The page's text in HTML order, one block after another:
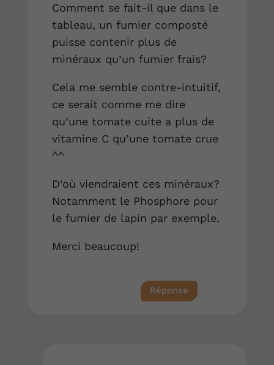
Comment se fait-il que dans le
tableau, un fumier composté
puisse contenir plus de
minéraux qu’un fumier frais?
Cela me semble contre-intuitif,
ce serait comme me dire
qu’une tomate cuite a plus de
vitamine C qu’une tomate crue
^^
D’où viendraient ces minéraux?
Notamment le Phosphore pour
le fumier de lapin par exemple.
Merci beaucoup!
Réponse